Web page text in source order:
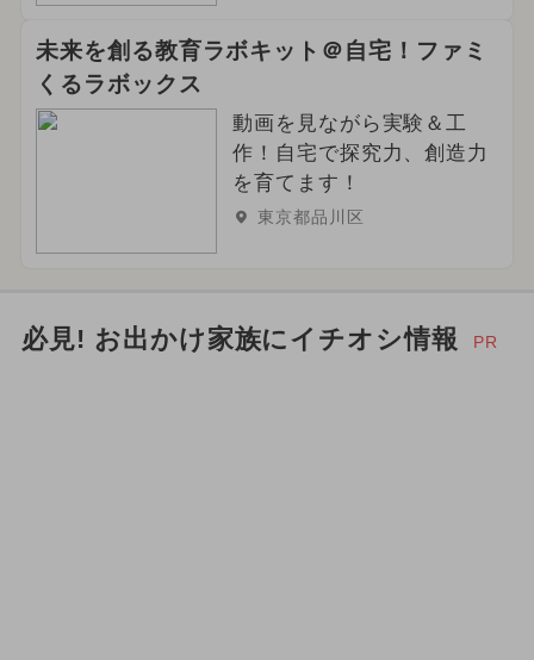
未来を創る教育ラボキット＠自宅！ファミ
くるラボックス
動画を見ながら実験＆工
作！自宅で探究力、創造力
を育てます！
東京都品川区
必見! お出かけ家族にイチオシ情報 PR